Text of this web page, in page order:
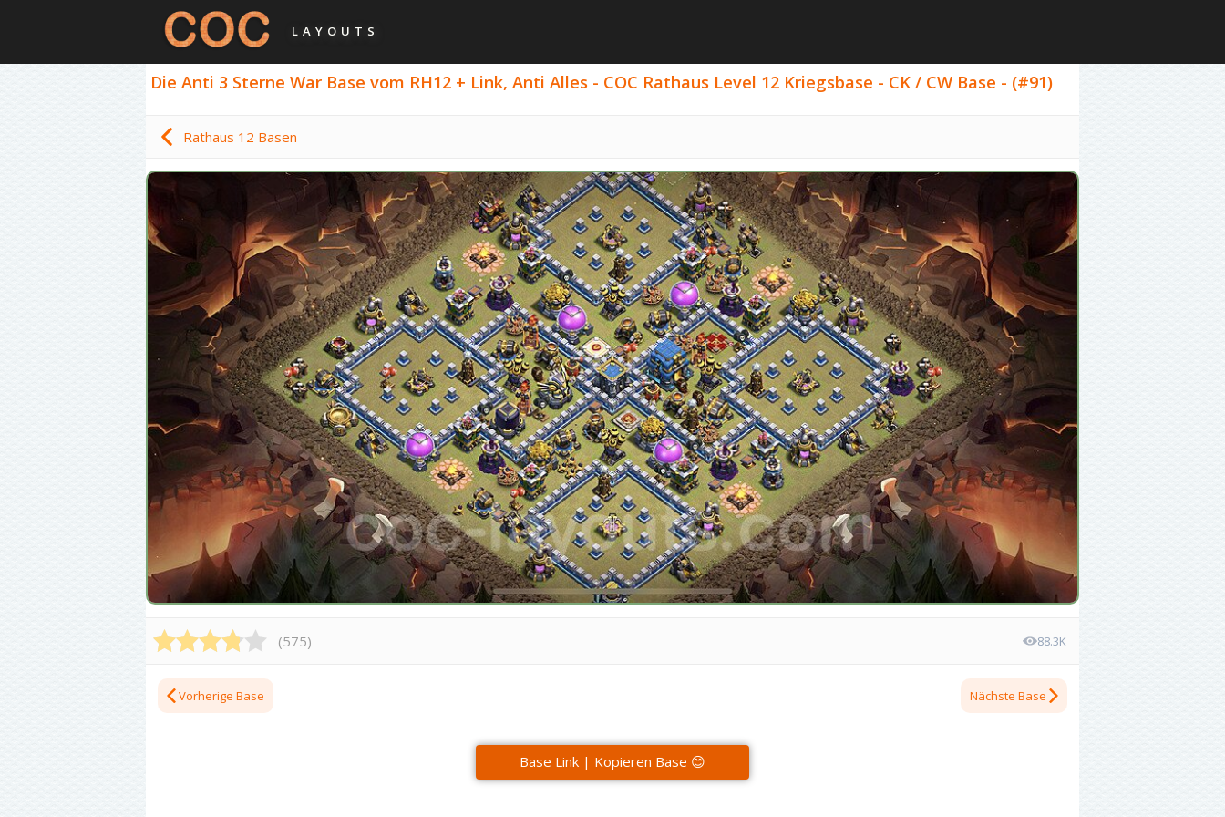
LAYOUTS
Die Anti 3 Sterne War Base vom RH12 + Link, Anti Alles - COC Rathaus Level 12 Kriegsbase - CK / CW Base - (#91)
Rathaus 12 Basen
(575) 88.3K
Vorherige Base Nächste Base
Base Link | Kopieren Base 😊